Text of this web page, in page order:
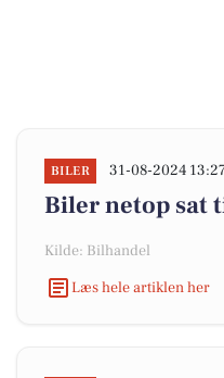
BILER 31-08-2024
Biler netop sat
Kilde: Bilhandel
Læs hele artiklen her